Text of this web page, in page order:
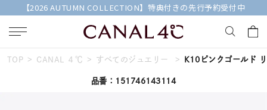
【2026 AUTUMN COLLECTION】特典付きの先行予約受付中
キーワードで検索する
TOP CANAL ４℃ すべてのジュエリー K10ピンクゴールド
品番：151746143114